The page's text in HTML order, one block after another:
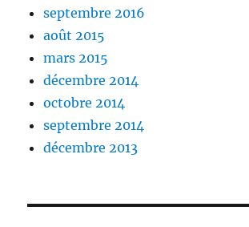
septembre 2016
août 2015
mars 2015
décembre 2014
octobre 2014
septembre 2014
décembre 2013